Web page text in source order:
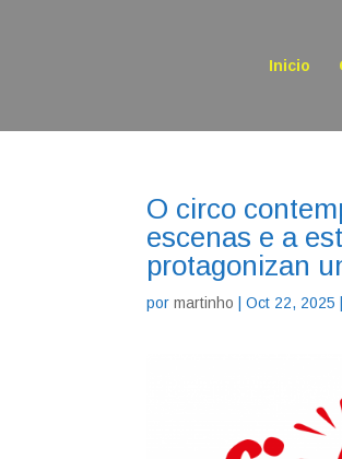
Inicio
O circo
escenas e a
protagonizan
pormartinho |Oct 22, 2025